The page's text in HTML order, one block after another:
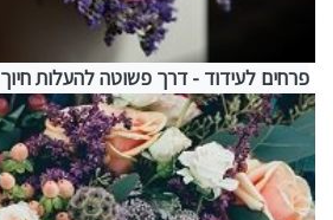
פרחים לעידוד - דרך פשוטה להעלות חיוך